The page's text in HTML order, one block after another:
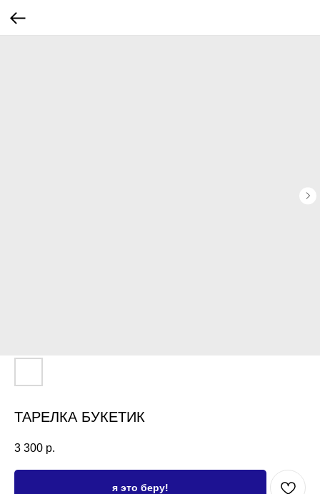
ТАРЕЛКА БУКЕТИК
3 300 р.
я это беру!